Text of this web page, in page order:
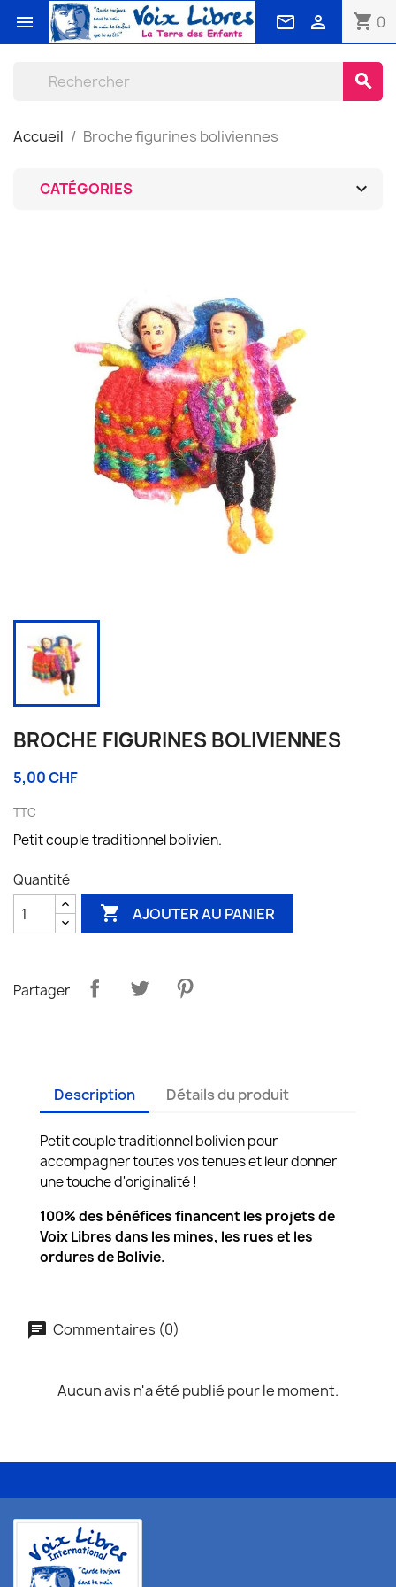
 shopping_cart 0
 
search
Accueil Broche figurines boliviennes
CATÉGORIES 
BROCHE FIGURINES BOLIVIENNES
5,00 CHF
TTC
Petit couple traditionnel bolivien.
Quantité
 AJOUTER AU PANIER
Partager
Description Détails du produit
Petit couple traditionnel bolivien pour
accompagner toutes vos tenues et leur donner
une touche d'originalité !
100% des bénéfices financent les projets de
Voix Libres dans les mines, les rues et les
ordures de Bolivie.
Commentaires (0)
Aucun avis n'a été publié pour le moment.